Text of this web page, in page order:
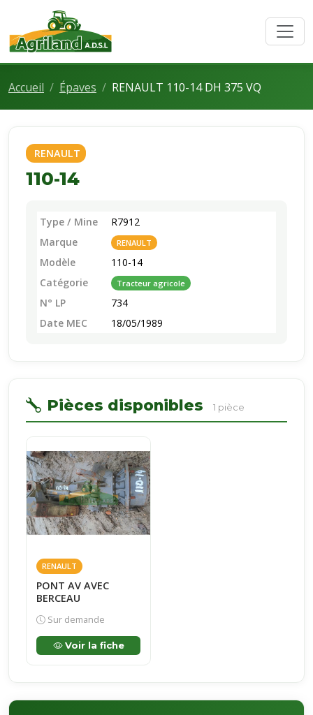
Accueil Épaves RENAULT 110-14 DH 375 VQ
RENAULT
110-14
Type / Mine
R7912
Marque
RENAULT
Modèle
110-14
Catégorie
Tracteur agricole
N° LP
734
Date MEC
18/05/1989
Pièces disponibles 1 pièce
RENAULT
PONT AV AVEC
BERCEAU
Sur demande
Voir la fiche